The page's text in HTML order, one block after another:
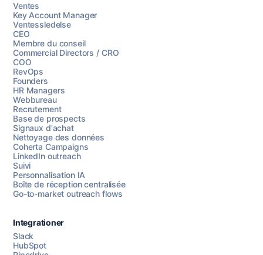
Ventes
Key Account Manager
Ventessledelse
CEO
Membre du conseil
Commercial Directors / CRO
COO
RevOps
Founders
HR Managers
Webbureau
Recrutement
Base de prospects
Signaux d'achat
Nettoyage des données
Coherta Campaigns
LinkedIn outreach
Suivi
Personnalisation IA
Boîte de réception centralisée
Go-to-market outreach flows
Integrationer
Slack
HubSpot